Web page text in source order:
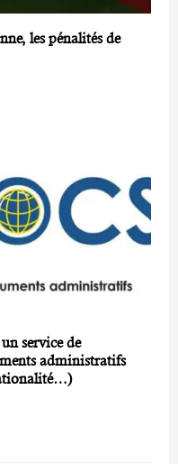
les pénalités de
service de
administratifs